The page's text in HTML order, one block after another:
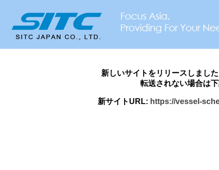
新しいサイトをリリースしまし
転送されない場合は
新サイトURL: https://vessel-